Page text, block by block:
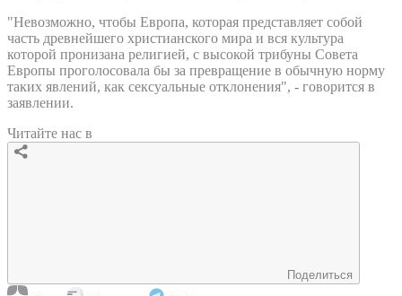
"Невозможно, чтобы Европа, которая представляет собой
часть древнейшего христианского мира и вся культура
которой пронизана религией, с высокой трибуны Совета
Европы проголосовала бы за превращение в обычную норму
таких явлений, как сексуальные отклонения", - говорится в
заявлении.
Читайте нас в
Поделиться